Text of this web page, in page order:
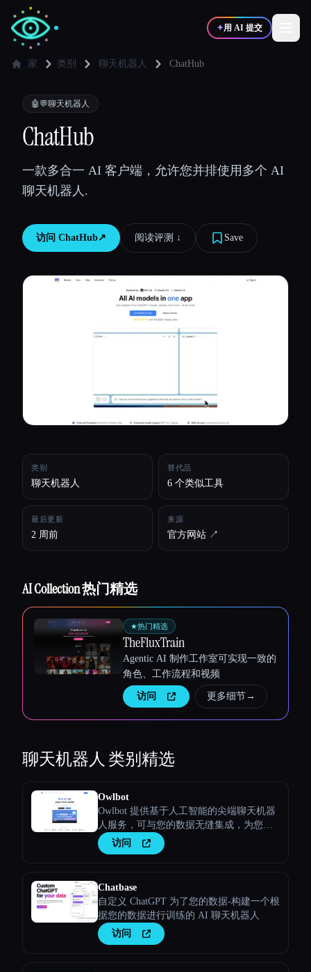
✦用 AI 提交
✍️写作者
💻
🎓学生
Esc
家 类别 聊天机器人 ChatHub
🤖💬聊天机器人
ChatHub
一款多合一 AI 客户端，允许您并排使用多个 AI
聊天机器人.
访问 ChatHub↗︎ 阅读评测 ↓︎ Save
类别
聊天机器人
替代品
6 个类似工具
最后更新
2 周前
来源
官方网站 ↗︎
AI Collection 热门精选
★热门精选
TheFluxTrain
Agentic AI 制作工作室可实现一致的
角色、工作流程和视频
访问 更多细节→
聊天机器人 类别精选
Owlbot
Owlbot 提供基于人工智能的尖端聊天机器
人服务，可与您的数据无缝集成，为您、
您的客户或团队提供即时响应。
访问
Chatbase
自定义 ChatGPT 为了您的数据-构建一个根
据您的数据进行训练的 AI 聊天机器人
访问